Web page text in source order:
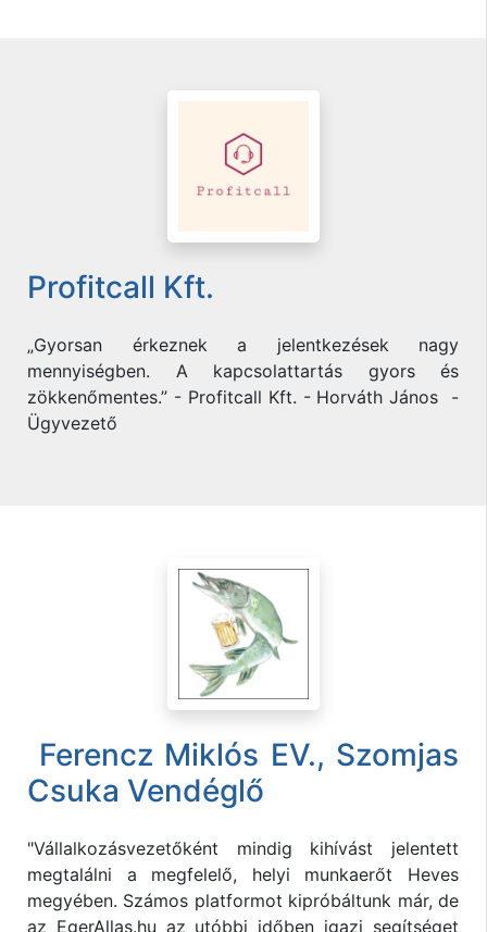
Profitcall Kft.
„Gyorsan érkeznek a jelentkezések nagy
mennyiségben. A kapcsolattartás gyors és
zökkenőmentes.” - Profitcall Kft. - Horváth János -
Ügyvezető
Ferencz Miklós EV., Szomjas
Csuka Vendéglő
"Vállalkozásvezetőként mindig kihívást jelentett
megtalálni a megfelelő, helyi munkaerőt Heves
megyében. Számos platformot kipróbáltunk már, de
az EgerAllas.hu az utóbbi időben igazi segítséget